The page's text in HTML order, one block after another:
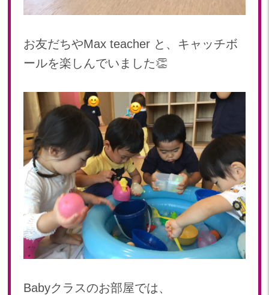
お友だちやMax teacher と、キャッチボ
ールを楽しんでいました👏
Babyクラスのお部屋では、